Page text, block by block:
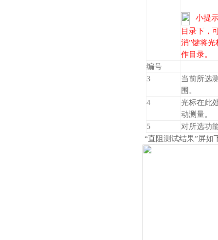
小提
目录下，
消”键将
作目录。
编号
3
当前所选
围。
4
光标在此
动测量。
5
对所选功
“直阻测试结果”屏如